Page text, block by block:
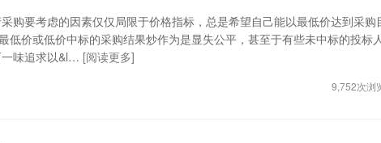
要考虑的因素仅仅局限于价格指标，总是希望自己能以最低价达到采购
低价或低价中标的采购结果炒作为是显失公平，甚至于有些未中标的投标
一味追求以&l… [阅读更多]
9,752次浏